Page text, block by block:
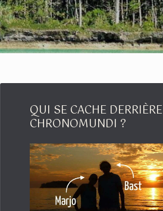
QUI SE CACHE DERRIÈRE
CHRONOMUNDI ?